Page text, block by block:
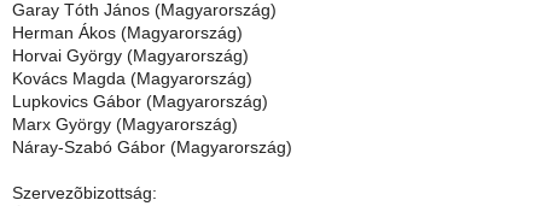
Garay Tóth János (Magyarország)
Herman Ákos (Magyarország)
Horvai György (Magyarország)
Kovács Magda (Magyarország)
Lupkovics Gábor (Magyarország)
Marx György (Magyarország)
Náray-Szabó Gábor (Magyarország)
Szervezõbizottság: